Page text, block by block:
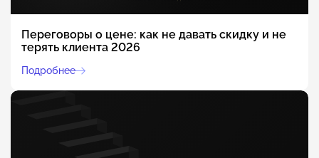
Переговоры о цене: как не давать скидку и не
терять клиента 2026
Подробнее